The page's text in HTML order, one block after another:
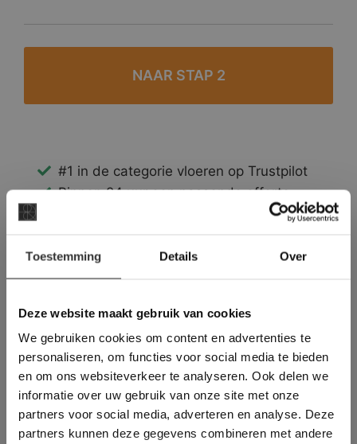
Toestemming Details Over
Deze website maakt gebruik van cookies
We gebruiken cookies om content en advertenties te
personaliseren, om functies voor social media te bieden
en om ons websiteverkeer te analyseren. Ook delen we
informatie over uw gebruik van onze site met onze
partners voor social media, adverteren en analyse. Deze
partners kunnen deze gegevens combineren met andere
#1 in de categorie vloeren op Trustpilot
Binnen 24 uur een passende offerte
Legwerk vanuit het tegelzettersgilde
Meer dan 500 m2 showtuin
Deze website maakt
gebruik van cookies.
This Cookie Banner was deleted and is no
longer working. Please contact the website
administrator.
Deze website gebruikt cookies om de
gebruikerservaring te verbeteren. Door
gebruik te maken van onze website geeft u
toestemming voor alle cookies in
overeenstemming met ons cookiebeleid.Lees
verder